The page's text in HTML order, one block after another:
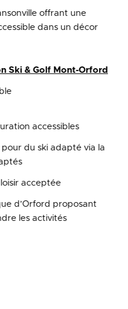
offrant une
dans un décor
Ski & Golf Mont-Orford
accessibles
du ski adapté via la
acceptée
d’Orford proposant
les activités